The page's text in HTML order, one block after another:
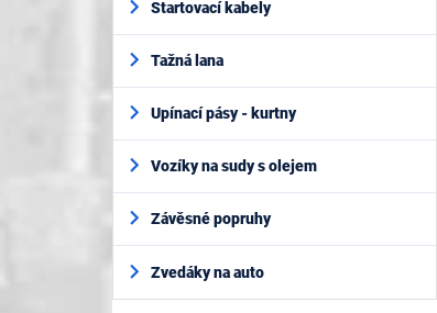
Startovací kabely
Tažná lana
Upínací pásy - kurtny
Vozíky na sudy s olejem
Závěsné popruhy
Zvedáky na auto